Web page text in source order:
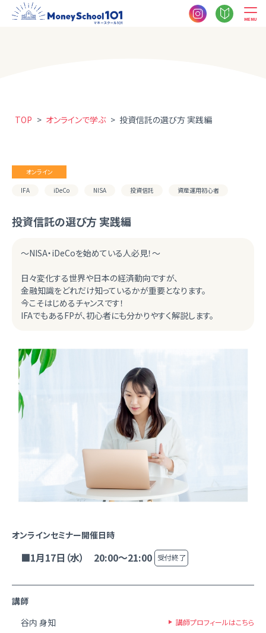
MENU
TOP > オンラインで学ぶ > 投資信託の選び方 実践編
オンライン
IFA iDeCo NISA 投資信託 資産運用初心者
投資信託の選び方 実践編
～NISA・iDeCoを始めている人必見！～
日々変化する世界や日本の経済動向ですが、
金融知識をどれだけ知っているかが重要となります。
今こそはじめるチャンスです！
IFAでもあるFPが、初心者にも分かりやすく解説します。
オンラインセミナー開催日時
■1月17日（水） 20:00～21:00 受付終了
講師
谷内 身知
講師プロフィールはこちら